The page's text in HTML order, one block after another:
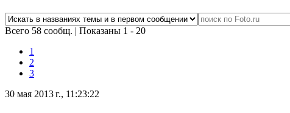
Всего 58 сообщ. | Показаны 1 - 20
1
2
3
30 мая 2013 г., 11:23:22